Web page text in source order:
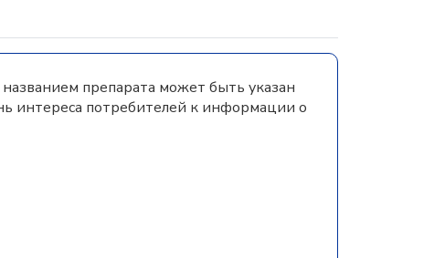
препарата может быть указан
интереса потребителей к информации о